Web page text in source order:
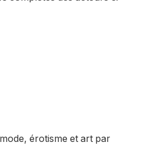
érotisme et art par